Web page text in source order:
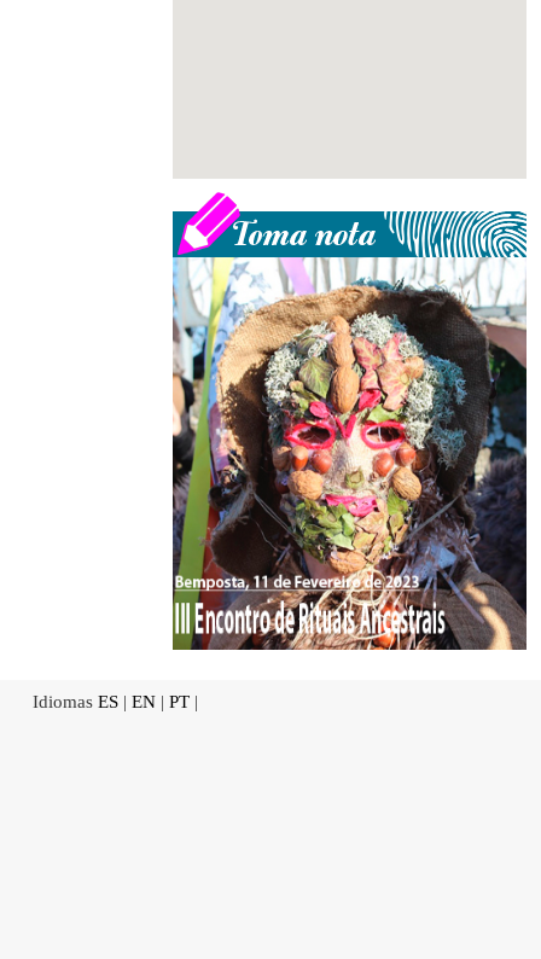
Idiomas ES | EN | PT |